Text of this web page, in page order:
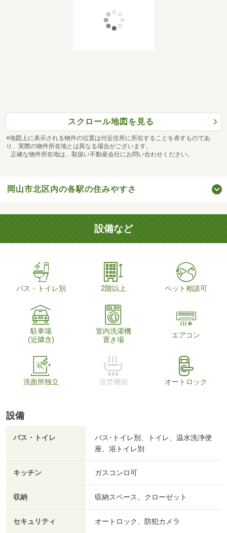
スクロール地図を見る
※地図上に表示される物件の位置は付近住所に所在することを表すものであ
り、実際の物件所在地とは異なる場合がございます。
正確な物件所在地は、取扱い不動産会社にお問い合わせください。
岡山市北区内の各駅の住みやすさ
設備など
バス・トイレ別 2階以上 ペット相談可
駐車場
(近隣含)
室内洗濯機
置き場
エアコン
洗面所独立 追焚機能 オートロック
設備
バス・トイレ
バス･トイレ別、トイレ、温水洗浄便
座、浴トイレ別
キッチン ガスコンロ可
収納 収納スペース、クローゼット
セキュリティ オートロック、防犯カメラ